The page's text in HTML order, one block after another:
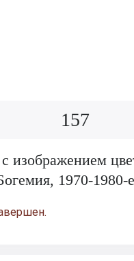
157
изображением
1970-1980-